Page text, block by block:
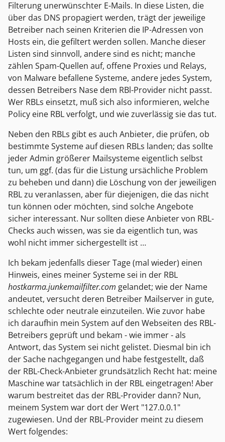
Filterung unerwünschter E-Mails. In diese Listen, die
über das DNS propagiert werden, trägt der jeweilige
Betreiber nach seinen Kriterien die IP-Adressen von
Hosts ein, die gefiltert werden sollen. Manche dieser
Listen sind sinnvoll, andere sind es nicht; manche
zählen Spam-Quellen auf, offene Proxies und Relays,
von Malware befallene Systeme, andere jedes System,
dessen Betreibers Nase dem RBl-Provider nicht passt.
Wer RBLs einsetzt, muß sich also informieren, welche
Policy eine RBL verfolgt, und wie zuverlässig sie das tut.
Neben den RBLs gibt es auch Anbieter, die prüfen, ob
bestimmte Systeme auf diesen RBLs landen; das sollte
jeder Admin größerer Mailsysteme eigentlich selbst
tun, um ggf. (das für die Listung ursächliche Problem
zu beheben und dann) die Löschung von der jeweiligen
RBL zu veranlassen, aber für diejenigen, die das nicht
tun können oder möchten, sind solche Angebote
sicher interessant. Nur sollten diese Anbieter von RBL-
Checks auch wissen, was sie da eigentlich tun, was
wohl nicht immer sichergestellt ist …
Ich bekam jedenfalls dieser Tage (mal wieder) einen
Hinweis, eines meiner Systeme sei in der RBL
hostkarma.junkemailfilter.com gelandet; wie der Name
andeutet, versucht deren Betreiber Mailserver in gute,
schlechte oder neutrale einzuteilen. Wie zuvor habe
ich daraufhin mein System auf den Webseiten des RBL-
Betreibers geprüft und bekam - wie immer - als
Antwort, das System sei nicht gelistet. Diesmal bin ich
der Sache nachgegangen und habe festgestellt, daß
der RBL-Check-Anbieter grundsätzlich Recht hat: meine
Maschine war tatsächlich in der RBL eingetragen! Aber
warum bestreitet das der RBL-Provider dann? Nun,
meinem System war dort der Wert "127.0.0.1"
zugewiesen. Und der RBL-Provider meint zu diesem
Wert folgendes: